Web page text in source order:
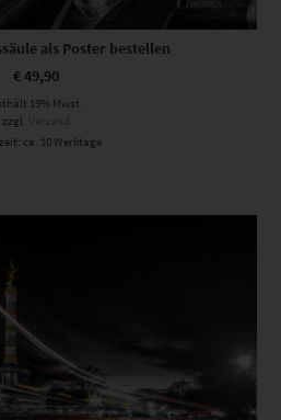
als Poster bestellen
€49,90
19% Mwst.
zzgl. Versand
ca. 10 Werktage
Dieses Produkt weist mehrere Varianten auf. Die Optionen können auf der Produktseite gewählt werden